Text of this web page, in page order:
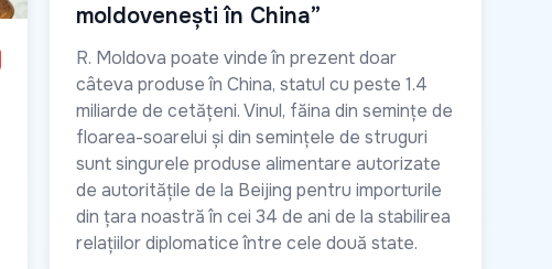
moldovenești în China”
R. Moldova poate vinde în prezent doar
câteva produse în China, statul cu peste 1.4
miliarde de cetățeni. Vinul, făina din semințe de
floarea-soarelui și din semințele de struguri
sunt singurele produse alimentare autorizate
de autoritățile de la Beijing pentru importurile
din țara noastră în cei 34 de ani de la stabilirea
relațiilor diplomatice între cele două state.